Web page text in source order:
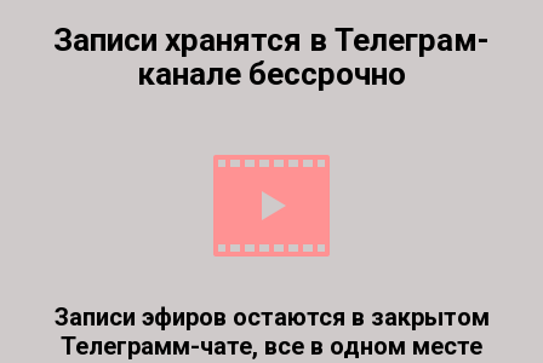
Записи хранятся в Телеграм-
канале бессрочно
Записи эфиров остаются в закрытом
Телеграмм-чате, все в одном месте